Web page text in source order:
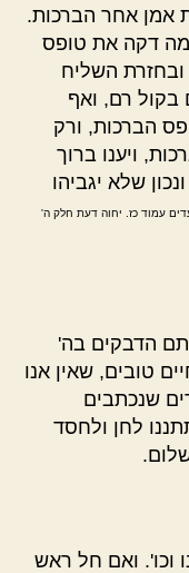
אמן אחר הברכות.
דקה את טופס
השליח
בקול רם, ואף
הברכות, ורק
ויענו ברוך
שלא יגביהו
עמוד כז. יחוה דעת חלק ה'
הדבקים בה'
טובים, שאין אנו
שנכתבים
לחן ולחסד
וכו'. ואם חל ראש